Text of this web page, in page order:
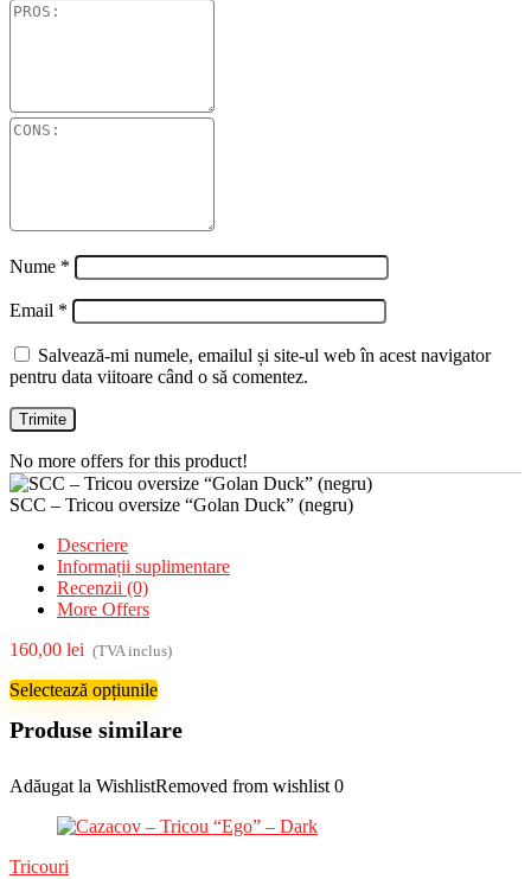
Nume *
Email *
Salvează-mi numele, emailul și site-ul web în acest navigator
pentru data viitoare când o să comentez.
No more offers for this product!
SCC – Tricou oversize “Golan Duck” (negru)
Descriere
Informații suplimentare
Recenzii (0)
More Offers
160,00 lei (TVA inclus)
Selectează opțiunile
Produse similare
Adăugat la WishlistRemoved from wishlist 0
Tricouri